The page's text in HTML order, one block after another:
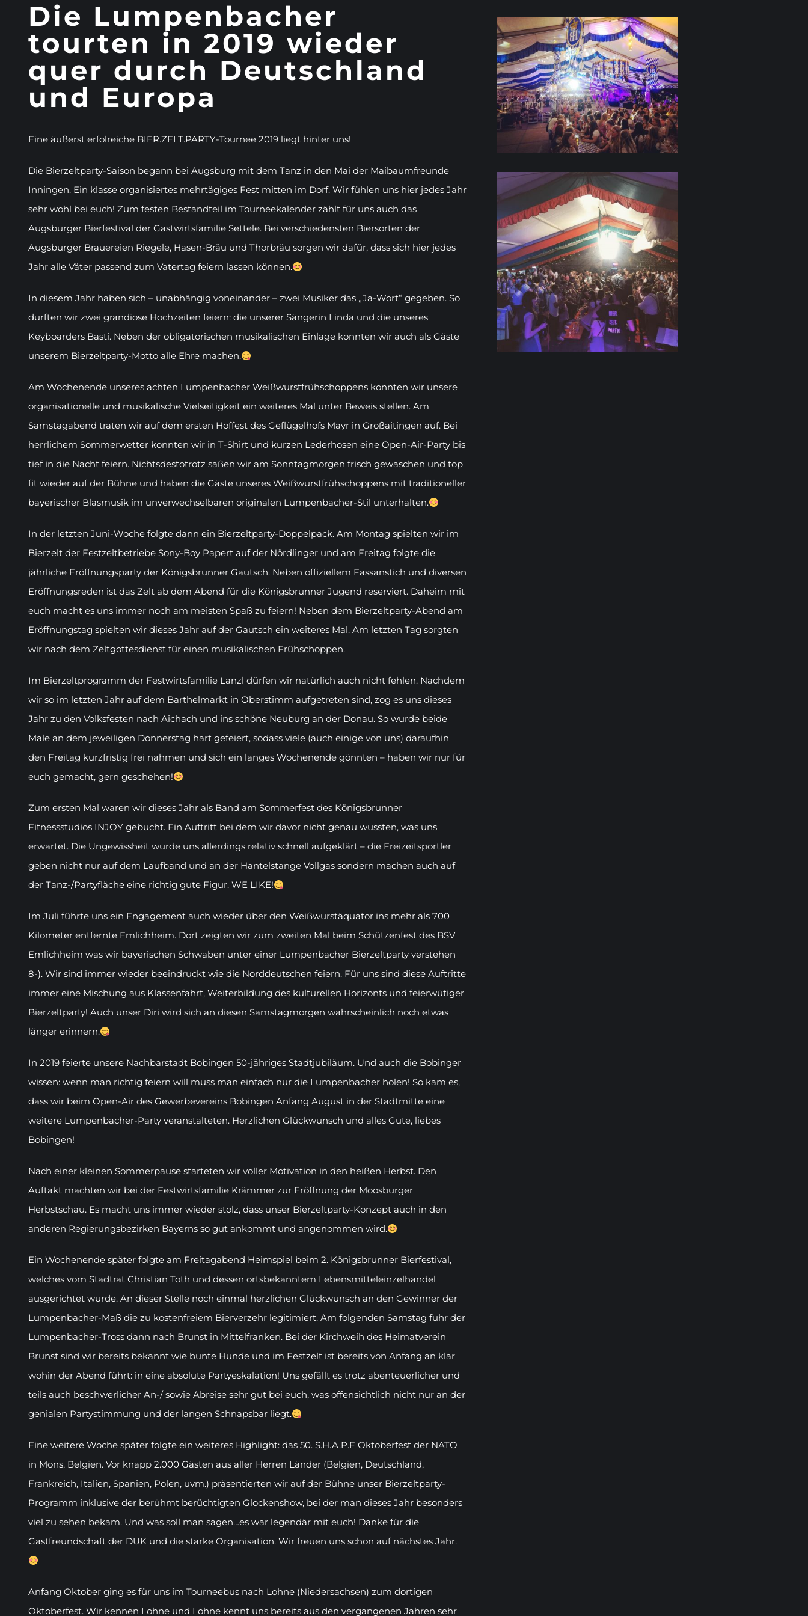
Die Lumpenbacher
tourten in 2019 wieder
quer durch Deutschland
und Europa
Eine äußerst erfolreiche BIER.ZELT.PARTY-Tournee 2019 liegt hinter uns!
Die Bierzeltparty-Saison begann bei Augsburg mit dem Tanz in den Mai der Maibaumfreunde
Inningen. Ein klasse organisiertes mehrtägiges Fest mitten im Dorf. Wir fühlen uns hier jedes Jahr
sehr wohl bei euch! Zum festen Bestandteil im Tourneekalender zählt für uns auch das
Augsburger Bierfestival der Gastwirtsfamilie Settele. Bei verschiedensten Biersorten der
Augsburger Brauereien Riegele, Hasen-Bräu und Thorbräu sorgen wir dafür, dass sich hier jedes
Jahr alle Väter passend zum Vatertag feiern lassen können.
In diesem Jahr haben sich – unabhängig voneinander – zwei Musiker das „Ja-Wort“ gegeben. So
durften wir zwei grandiose Hochzeiten feiern: die unserer Sängerin Linda und die unseres
Keyboarders Basti. Neben der obligatorischen musikalischen Einlage konnten wir auch als Gäste
unserem Bierzeltparty-Motto alle Ehre machen.
Am Wochenende unseres achten Lumpenbacher Weißwurstfrühschoppens konnten wir unsere
organisationelle und musikalische Vielseitigkeit ein weiteres Mal unter Beweis stellen. Am
Samstagabend traten wir auf dem ersten Hoffest des Geflügelhofs Mayr in Großaitingen auf. Bei
herrlichem Sommerwetter konnten wir in T-Shirt und kurzen Lederhosen eine Open-Air-Party bis
tief in die Nacht feiern. Nichtsdestotrotz saßen wir am Sonntagmorgen frisch gewaschen und top
fit wieder auf der Bühne und haben die Gäste unseres Weißwurstfrühschoppens mit traditioneller
bayerischer Blasmusik im unverwechselbaren originalen Lumpenbacher-Stil unterhalten.
In der letzten Juni-Woche folgte dann ein Bierzeltparty-Doppelpack. Am Montag spielten wir im
Bierzelt der Festzeltbetriebe Sony-Boy Papert auf der Nördlinger und am Freitag folgte die
jährliche Eröffnungsparty der Königsbrunner Gautsch. Neben offiziellem Fassanstich und diversen
Eröffnungsreden ist das Zelt ab dem Abend für die Königsbrunner Jugend reserviert. Daheim mit
euch macht es uns immer noch am meisten Spaß zu feiern! Neben dem Bierzeltparty-Abend am
Eröffnungstag spielten wir dieses Jahr auf der Gautsch ein weiteres Mal. Am letzten Tag sorgten
wir nach dem Zeltgottesdienst für einen musikalischen Frühschoppen.
Im Bierzeltprogramm der Festwirtsfamilie Lanzl dürfen wir natürlich auch nicht fehlen. Nachdem
wir so im letzten Jahr auf dem Barthelmarkt in Oberstimm aufgetreten sind, zog es uns dieses
Jahr zu den Volksfesten nach Aichach und ins schöne Neuburg an der Donau. So wurde beide
Male an dem jeweiligen Donnerstag hart gefeiert, sodass viele (auch einige von uns) daraufhin
den Freitag kurzfristig frei nahmen und sich ein langes Wochenende gönnten – haben wir nur für
euch gemacht, gern geschehen!
Zum ersten Mal waren wir dieses Jahr als Band am Sommerfest des Königsbrunner
Fitnessstudios INJOY gebucht. Ein Auftritt bei dem wir davor nicht genau wussten, was uns
erwartet. Die Ungewissheit wurde uns allerdings relativ schnell aufgeklärt – die Freizeitsportler
geben nicht nur auf dem Laufband und an der Hantelstange Vollgas sondern machen auch auf
der Tanz-/Partyfläche eine richtig gute Figur. WE LIKE!
Im Juli führte uns ein Engagement auch wieder über den Weißwurstäquator ins mehr als 700
Kilometer entfernte Emlichheim. Dort zeigten wir zum zweiten Mal beim Schützenfest des BSV
Emlichheim was wir bayerischen Schwaben unter einer Lumpenbacher Bierzeltparty verstehen
8-). Wir sind immer wieder beeindruckt wie die Norddeutschen feiern. Für uns sind diese Auftritte
immer eine Mischung aus Klassenfahrt, Weiterbildung des kulturellen Horizonts und feierwütiger
Bierzeltparty! Auch unser Diri wird sich an diesen Samstagmorgen wahrscheinlich noch etwas
länger erinnern.
In 2019 feierte unsere Nachbarstadt Bobingen 50-jähriges Stadtjubiläum. Und auch die Bobinger
wissen: wenn man richtig feiern will muss man einfach nur die Lumpenbacher holen! So kam es,
dass wir beim Open-Air des Gewerbevereins Bobingen Anfang August in der Stadtmitte eine
weitere Lumpenbacher-Party veranstalteten. Herzlichen Glückwunsch und alles Gute, liebes
Bobingen!
Nach einer kleinen Sommerpause starteten wir voller Motivation in den heißen Herbst. Den
Auftakt machten wir bei der Festwirtsfamilie Krämmer zur Eröffnung der Moosburger
Herbstschau. Es macht uns immer wieder stolz, dass unser Bierzeltparty-Konzept auch in den
anderen Regierungsbezirken Bayerns so gut ankommt und angenommen wird.
Ein Wochenende später folgte am Freitagabend Heimspiel beim 2. Königsbrunner Bierfestival,
welches vom Stadtrat Christian Toth und dessen ortsbekanntem Lebensmitteleinzelhandel
ausgerichtet wurde. An dieser Stelle noch einmal herzlichen Glückwunsch an den Gewinner der
Lumpenbacher-Maß die zu kostenfreiem Bierverzehr legitimiert. Am folgenden Samstag fuhr der
Lumpenbacher-Tross dann nach Brunst in Mittelfranken. Bei der Kirchweih des Heimatverein
Brunst sind wir bereits bekannt wie bunte Hunde und im Festzelt ist bereits von Anfang an klar
wohin der Abend führt: in eine absolute Partyeskalation! Uns gefällt es trotz abenteuerlicher und
teils auch beschwerlicher An-/ sowie Abreise sehr gut bei euch, was offensichtlich nicht nur an der
genialen Partystimmung und der langen Schnapsbar liegt.
Eine weitere Woche später folgte ein weiteres Highlight: das 50. S.H.A.P.E Oktoberfest der NATO
in Mons, Belgien. Vor knapp 2.000 Gästen aus aller Herren Länder (Belgien, Deutschland,
Frankreich, Italien, Spanien, Polen, uvm.) präsentierten wir auf der Bühne unser Bierzeltparty-
Programm inklusive der berühmt berüchtigten Glockenshow, bei der man dieses Jahr besonders
viel zu sehen bekam. Und was soll man sagen…es war legendär mit euch! Danke für die
Gastfreundschaft der DUK und die starke Organisation. Wir freuen uns schon auf nächstes Jahr.
Anfang Oktober ging es für uns im Tourneebus nach Lohne (Niedersachsen) zum dortigen
Oktoberfest. Wir kennen Lohne und Lohne kennt uns bereits aus den vergangenen Jahren sehr